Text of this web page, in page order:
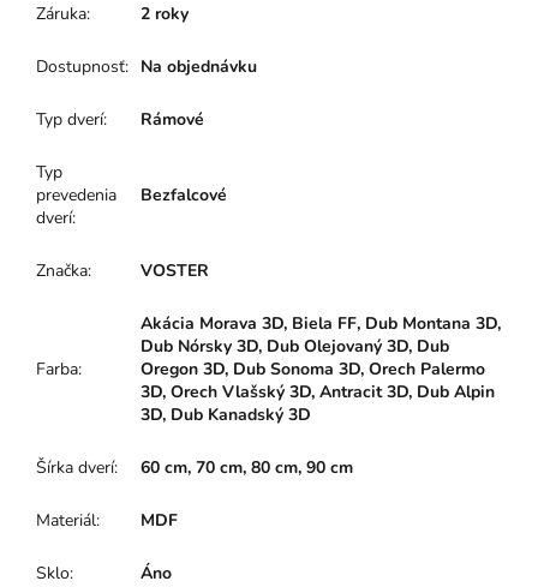
Záruka: 2 roky
Dostupnosť: Na objednávku
Typ dverí: Rámové
Typ
prevedenia
dverí:
Bezfalcové
Značka: VOSTER
Farba:
Akácia Morava 3D, Biela FF, Dub Montana 3D,
Dub Nórsky 3D, Dub Olejovaný 3D, Dub
Oregon 3D, Dub Sonoma 3D, Orech Palermo
3D, Orech Vlašský 3D, Antracit 3D, Dub Alpin
3D, Dub Kanadský 3D
Šírka dverí: 60 cm, 70 cm, 80 cm, 90 cm
Materiál: MDF
Sklo: Áno